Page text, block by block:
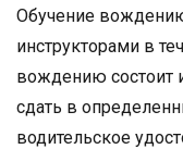
Обучение
инструкторами в
вождению состоит
сдать в
водительское